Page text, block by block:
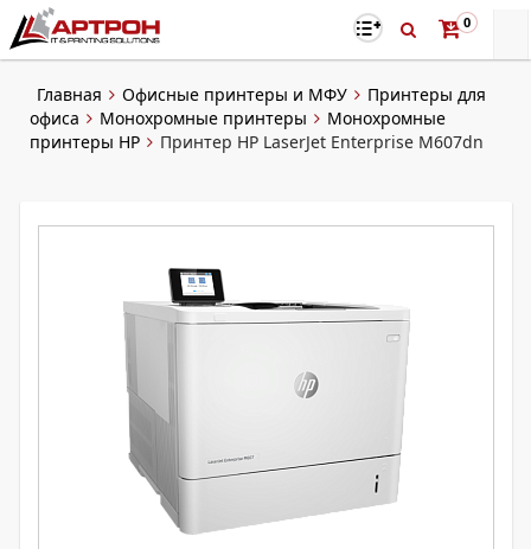
0
Главная Офисные принтеры и МФУ
Принтеры для
офиса
Монохромные принтеры
Монохромные
принтеры HP
Принтер HP LaserJet Enterprise M607dn